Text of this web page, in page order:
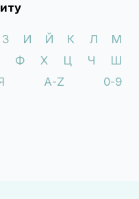
тестов.
может приводить
микрофлоры. При
мер.
З И Й К Л
М
Ф Х Ц Ч
Ш
A-Z 0-9